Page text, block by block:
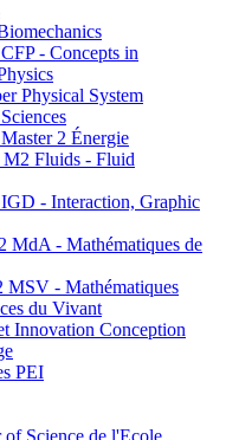
- Concepts in
Physical System
2 Énergie
Fluids - Fluid
- Interaction, Graphic
- Mathématiques de
- Mathématiques
du Vivant
Innovation Conception
PEI
Science de l'Ecole